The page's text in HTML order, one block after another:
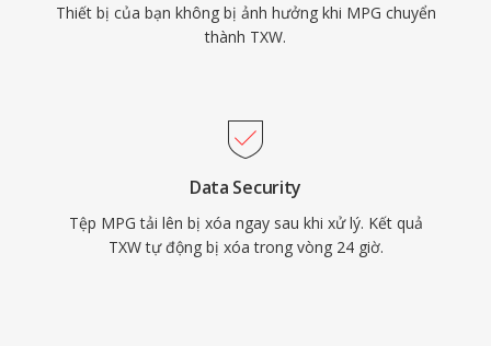
Thiết bị của bạn không bị ảnh hưởng khi MPG chuyển
thành TXW.
Data Security
Tệp MPG tải lên bị xóa ngay sau khi xử lý. Kết quả
TXW tự động bị xóa trong vòng 24 giờ.